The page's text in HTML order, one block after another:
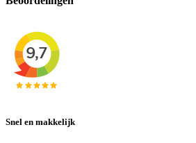
Snel en makkelijk